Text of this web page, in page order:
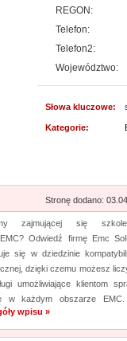
Jesteśmy firmą oferującą
Obsługujemy też serwis
nas pracownicy to
informacje na temat
mysz? Niezwłocznie
dla graczy, a jeżeli
mysz, również ją u nas
Szpital Specjalista
Specjalista, to
jak i oddział
REGON:
Telefon:
Telefon2:
Województwo:
Słowa kluczowe:
Kategorie:
Stronę dodano:
zajmującej się
Odwiedź firmę Emc
się w dziedzinie
dzięki czemu możesz
umożliwiające klientom
w każdym obszarze
wpisu »